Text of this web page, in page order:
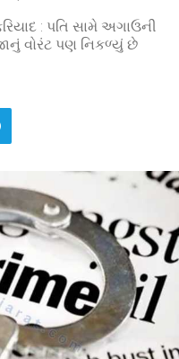
: પતિ સામે અગાઉની
વોરંટ પણ નિકળ્યું છે